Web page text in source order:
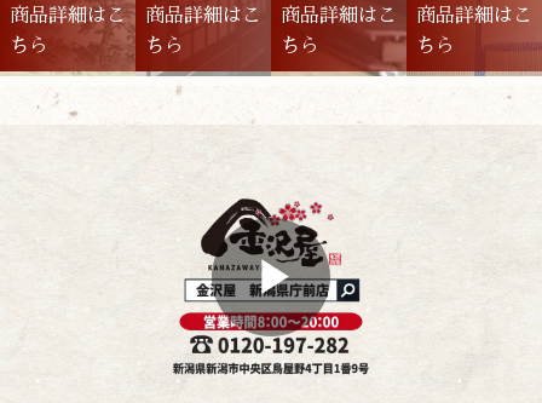
商品詳細はこ
ちら
商品詳細はこ
ちら
商品詳細はこ
ちら
商品詳細はこ
ちら